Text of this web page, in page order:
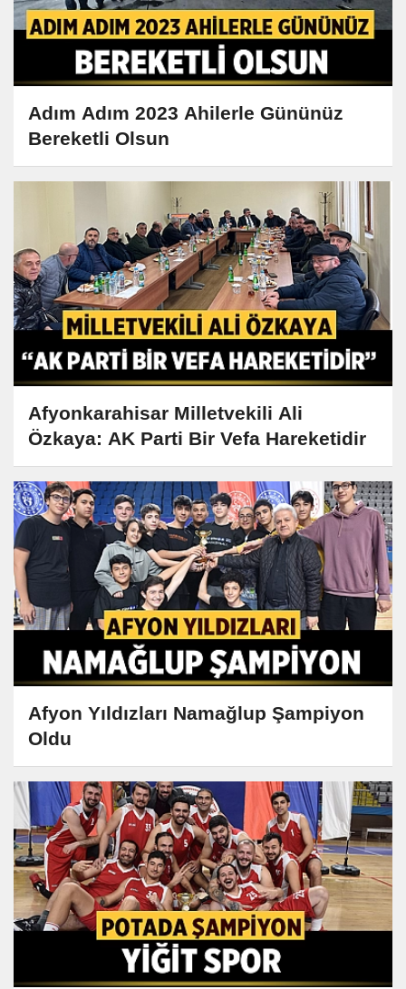
Adım Adım 2023 Ahilerle Gününüz
Bereketli Olsun
Afyonkarahisar Milletvekili Ali
Özkaya: AK Parti Bir Vefa Hareketidir
Afyon Yıldızları Namağlup Şampiyon
Oldu